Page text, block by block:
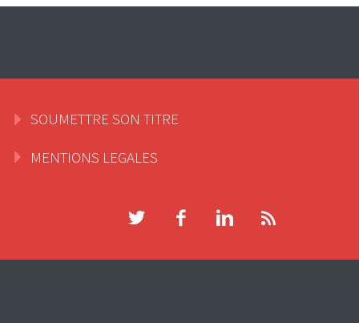
SOUMETTRE SON TITRE
MENTIONS LEGALES